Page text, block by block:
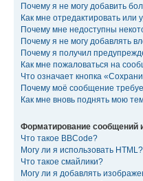
Почему я не могу добавить
Как мне отредактировать или
Почему мне недоступны
Почему я не могу добавлять
Почему я получил
Как мне пожаловаться на
Что означает кнопка
Почему моё сообщение
Как мне вновь поднять мою
Форматирование сообщений
Что такое BBCode?
Могу ли я использовать HTML?
Что такое смайлики?
Могу ли я добавлять